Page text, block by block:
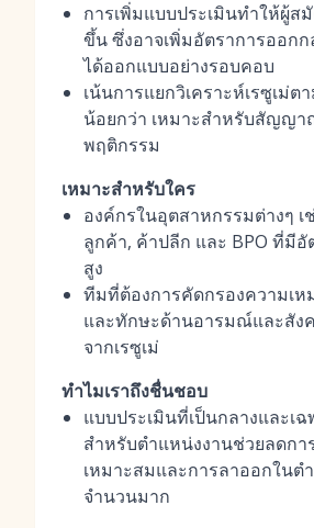
การเพิ่มแบบประเมินทำให้ผู้ส
ขึ้น ซึ่งอาจเพิ่มอัตราการออก
ได้ออกแบบอย่างรอบคอบ
เน้นการแยกวิเคราะห์เรซูเม่
น้อยกว่า เหมาะสำหรับสัญญ
พฤติกรรม
เหมาะสำหรับใคร
องค์กรในอุตสาหกรรมต่างๆ เ
ลูกค้า, ค้าปลีก และ BPO ที่มีอั
สูง
ทีมที่ต้องการคัดกรองความเห
และทักษะด้านอารมณ์และสัง
จากเรซูเม่
ทำไมเราถึงชื่นชอบ
แบบประเมินที่เป็นกลางและเฉ
สำหรับตำแหน่งงานช่วยลดกา
เหมาะสมและการลาออกในต
จำนวนมาก